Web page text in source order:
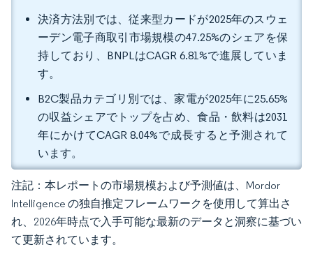
決済方法別では、従来型カードが2025年のスウェ
ーデン電子商取引市場規模の47.25%のシェアを保
持しており、BNPLはCAGR 6.81%で進展していま
す。
B2C製品カテゴリ別では、家電が2025年に25.65%
の収益シェアでトップを占め、食品・飲料は2031
年にかけてCAGR 8.04%で成長すると予測されて
います。
注記：本レポートの市場規模および予測値は、Mordor
Intelligence の独自推定フレームワークを使用して算出さ
れ、2026年時点で入手可能な最新のデータと洞察に基づい
て更新されています。